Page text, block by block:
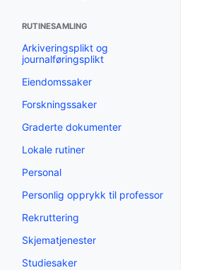
RUTINESAMLING
Arkiveringsplikt og
journalføringsplikt
Eiendomssaker
Forskningssaker
Graderte dokumenter
Lokale rutiner
Personal
Personlig opprykk til professor
Rekruttering
Skjematjenester
Studiesaker